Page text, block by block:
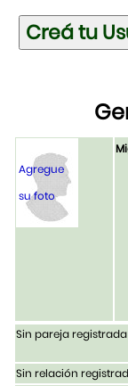
Agregue
su foto
Sin pareja
Sin relación